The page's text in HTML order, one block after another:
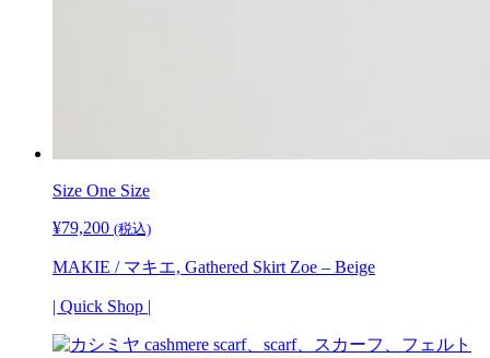
Size One Size
¥79,200 (税込)
MAKIE / マキエ, Gathered Skirt Zoe – Beige
| Quick Shop |